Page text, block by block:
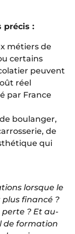
précis :
métiers de
certains
peuvent
réel
par France
boulanger,
de
qui
lorsque le
plus financé ?
? Et au-
de formation